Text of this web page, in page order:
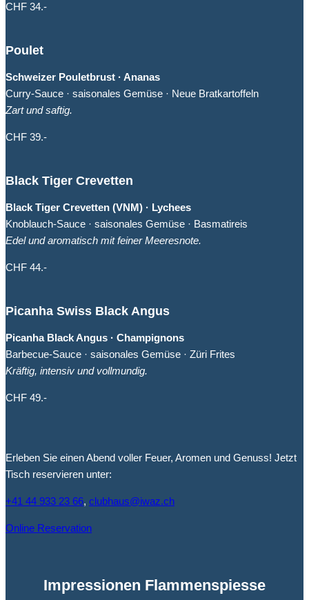
CHF 34.-
Poulet
Schweizer Pouletbrust · Ananas
Curry-Sauce · saisonales Gemüse · Neue Bratkartoffeln
Zart und saftig.
CHF 39.-
Black Tiger Crevetten
Black Tiger Crevetten (VNM) · Lychees
Knoblauch-Sauce · saisonales Gemüse · Basmatireis
Edel und aromatisch mit feiner Meeresnote.
CHF 44.-
Picanha Swiss Black Angus
Picanha Black Angus · Champignons
Barbecue-Sauce · saisonales Gemüse · Züri Frites
Kräftig, intensiv und vollmundig.
CHF 49.-
Erleben Sie einen Abend voller Feuer, Aromen und Genuss! Jetzt
Tisch reservieren unter:
+41 44 933 23 66, clubhaus@iwaz.ch
Online Reservation
Impressionen Flammenspiesse